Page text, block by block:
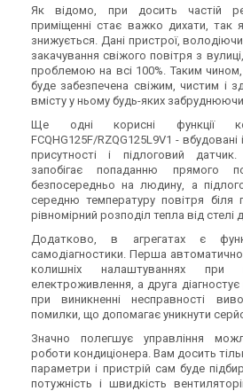
Як відомо, при досить частій
приміщенні стає важко дихати, так
знижується. Дані пристрої,
закачування свіжого повітря з
проблемою на всі 100%. Таким
буде забезпечена свіжим, чистим і
вмісту у ньому будь-яких
Ще одні корисні функції
FCQHG125F/RZQG125L9V1 -
присутності і підлоговий
запобігає попаданню прямого
безпосередньо на людину, а
середню температуру повітря біля
рівномірний розподіл тепла від стелі
Додатково, в агрегатах є
самодіагностики. Перша
колишніх налаштуваннях при
електроживлення, а друга діагностує
при виникненні несправності
помилки, що допомагає уникнути
Значно полегшує управління
роботи кондиціонера. Вам досить
параметри і пристрій сам буде
потужність і швидкість